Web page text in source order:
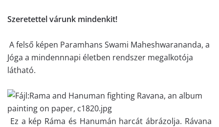
Szeretettel várunk mindenkit!
A felső képen Paramhans Swami Maheshwarananda, a
Jóga a mindennnapi életben rendszer megalkotója
látható.
Ez a kép Ráma és Hanumán harcát ábrázolja. Rávana